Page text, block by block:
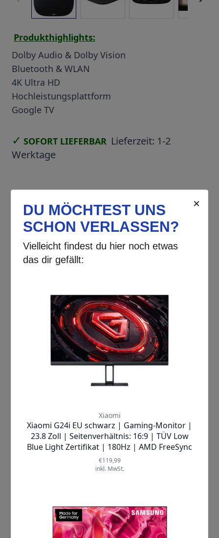
Produkthighlights:
Dolby Audio & Dolby Vision
Bluetooth & WLAN
4K Ultra HD
Hochleistungsplattform
Google TV
✓ SOFORT LIEFERBAR Lieferzeit: 1-2
Werktage
Beschreibung
(3. Generation)
Profitieren Sie von gestochen scharfer
4K-UHD-Auflösung, die jedes Detail
lebendig und klar präsentiert – so
verpassen Sie keine Nuance mehr, sei
atemberaubenden
Bildqualität, sondern auch ein intuitives
und personalisiertes Nutzungserlebnis
dankGoogle TV™, das Ihre
Lieblingsinhalte aus verschiedensten
Apps und Abonnements übersichtlich